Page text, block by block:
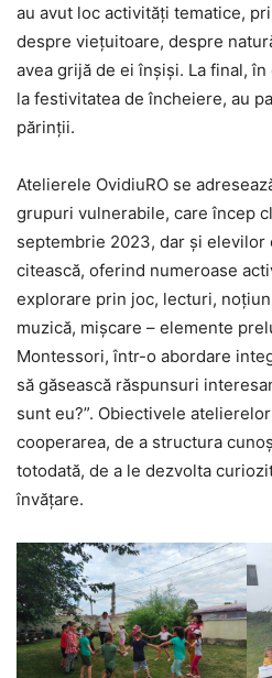
au avut loc activități tematice,
despre viețuitoare, despre
avea grijă de ei înșiși. La final, în
la festivitatea de încheiere, au
părinții.
Atelierele OvidiuRO se
grupuri vulnerabile, care încep
septembrie 2023, dar și elevilor
citească, oferind numeroase
explorare prin joc, lecturi,
muzică, mișcare – elemente
Montessori, într-o abordare
să găsească răspunsuri
sunt eu?”. Obiectivele
cooperarea, de a structura
totodată, de a le dezvolta
învățare.